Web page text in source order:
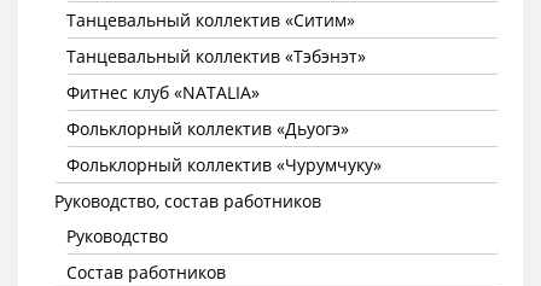
Танцевальный коллектив «Ситим»
Танцевальный коллектив «Тэбэнэт»
Фитнес клуб «NATALIA»
Фольклорный коллектив «Дьуогэ»
Фольклорный коллектив «Чурумчуку»
Руководство, состав работников
Руководство
Состав работников